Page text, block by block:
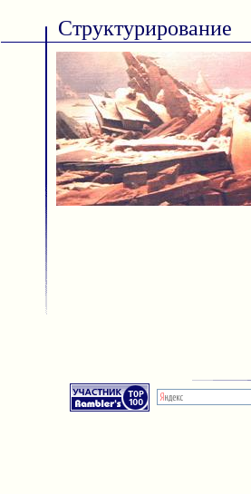
Структурирование